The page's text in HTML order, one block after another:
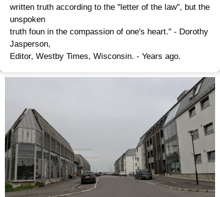
written truth according to the "letter of the law", but the
unspoken
truth foun in the compassion of one's heart." - Dorothy
Jasperson,
Editor, Westby Times, Wisconsin. - Years ago.